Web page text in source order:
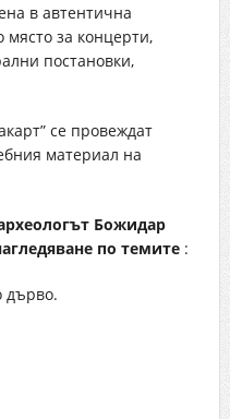
в автентична
за концерти,
постановки,
се провеждат
материал на
Божидар
по темите:
дърво.